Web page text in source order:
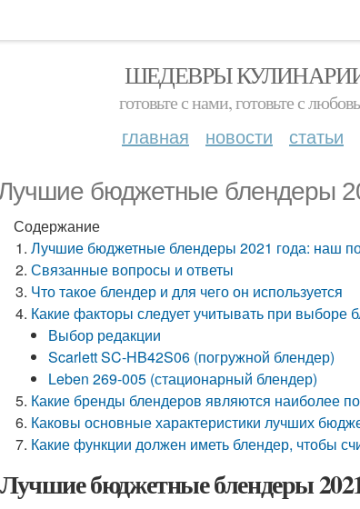
ШЕДЕВРЫ
готовьте с нами, готовьте с
главная новости статьи
бюджетные блендеры
Содержание
Лучшие бюджетные блендеры 2021 года: наш
Связанные вопросы и ответы
Что такое блендер и для чего он используется
Какие факторы следует учитывать при выборе
Выбор редакции
Scarlett SC-HB42S06 (погружной блендер)
Leben 269-005 (стационарный блендер)
Какие бренды блендеров являются наиболее
Каковы основные характеристики лучших
Какие функции должен иметь блендер, чтобы
Лучшие бюджетные блендеры